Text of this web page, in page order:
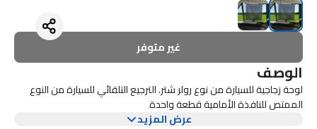
غير متوفر
الوصف
لوحة زجاجية للسيارة من نوع رولر شتر. الترجيع التلقائي للسيارة من النوع
الممتص للنافذة الأمامية قطعة واحدة
عرض المزيد